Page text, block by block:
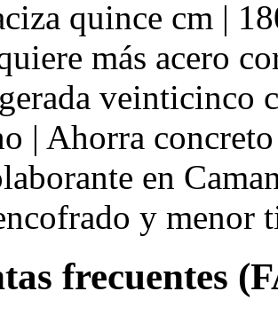
quince cm |
más acero
veinticinco
| Ahorra concreto
en
y menor
frecuentes